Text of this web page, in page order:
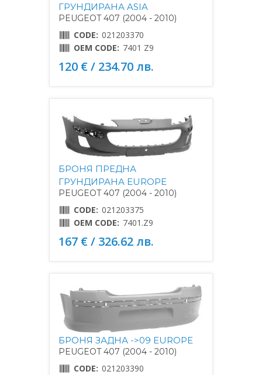
ГРУНДИРАНА ASIA
PEUGEOT 407 (2004 - 2010)
CODE: 021203370
OEM CODE: 7401 Z9
120 € / 234.70 лв.
БРОНЯ ПРЕДНА
ГРУНДИРАНА EUROPE
PEUGEOT 407 (2004 - 2010)
CODE: 021203375
OEM CODE: 7401.Z9
167 € / 326.62 лв.
БРОНЯ ЗАДНА ->09 EUROPE
PEUGEOT 407 (2004 - 2010)
CODE: 021203390